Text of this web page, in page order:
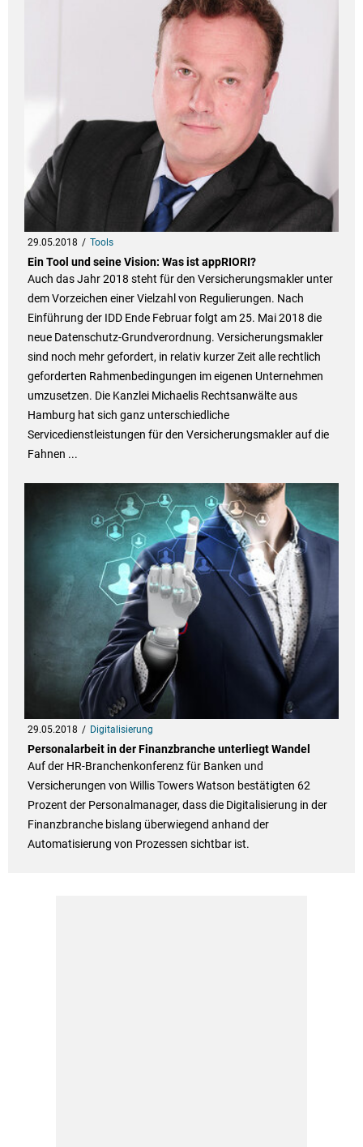
29.05.2018 Tools
Ein Tool und seine Vision: Was ist appRIORI?
Auch das Jahr 2018 steht für den Versicherungsmakler unter
dem Vorzeichen einer Vielzahl von Regulierungen. Nach
Einführung der IDD Ende Februar folgt am 25. Mai 2018 die
neue Datenschutz-Grundverordnung. Versicherungsmakler
sind noch mehr gefordert, in relativ kurzer Zeit alle rechtlich
geforderten Rahmenbedingungen im eigenen Unternehmen
umzusetzen. Die Kanzlei Michaelis Rechtsanwälte aus
Hamburg hat sich ganz unterschiedliche
Servicedienstleistungen für den Versicherungsmakler auf die
Fahnen ...
29.05.2018 Digitalisierung
Personalarbeit in der Finanzbranche unterliegt Wandel
Auf der HR-Branchenkonferenz für Banken und
Versicherungen von Willis Towers Watson bestätigten 62
Prozent der Personalmanager, dass die Digitalisierung in der
Finanzbranche bislang überwiegend anhand der
Automatisierung von Prozessen sichtbar ist.